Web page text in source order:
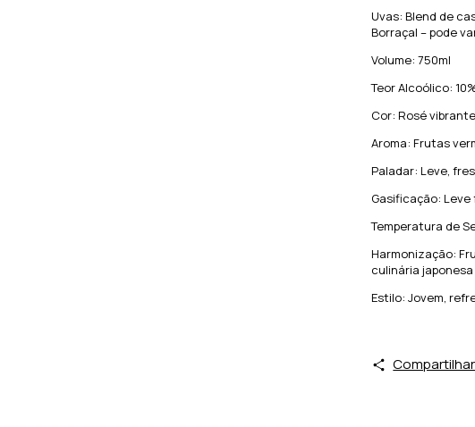
Uvas: Blend de
Borraçal – pode
Volume: 750ml
Teor Alcoólico:
Cor: Rosé vibrante
Aroma: Frutas
Paladar: Leve,
Gasificação:
Temperatura de
Harmonização:
culinária japonesa
Estilo: Jovem,
Compartilhar